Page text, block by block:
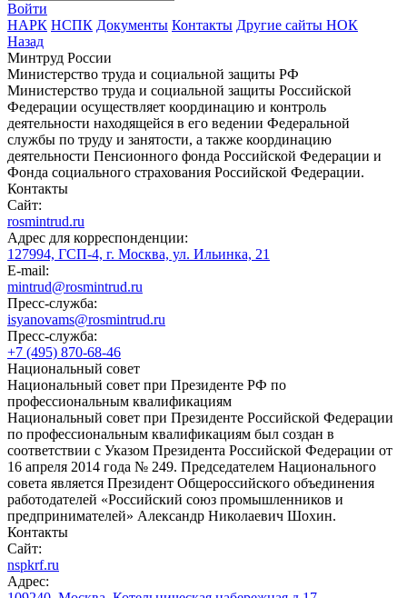
Войти
НАРК НСПК Документы Контакты Другие сайты НОК
Назад
Минтруд России
Министерство труда и социальной защиты РФ
Министерство труда и социальной защиты Российской
Федерации осуществляет координацию и контроль
деятельности находящейся в его ведении Федеральной
службы по труду и занятости, а также координацию
деятельности Пенсионного фонда Российской Федерации и
Фонда социального страхования Российской Федерации.
Контакты
Сайт:
rosmintrud.ru
Адрес для корреспонденции:
127994, ГСП-4, г. Москва, ул. Ильинка, 21
E-mail:
mintrud@rosmintrud.ru
Пресс-служба:
isyanovams@rosmintrud.ru
Пресс-служба:
+7 (495) 870-68-46
Национальный совет
Национальный совет при Президенте РФ по
профессиональным квалификациям
Национальный совет при Президенте Российской Федерации
по профессиональным квалификациям был создан в
соответствии с Указом Президента Российской Федерации от
16 апреля 2014 года № 249. Председателем Национального
совета является Президент Общероссийского объединения
работодателей «Российский союз промышленников и
предпринимателей» Александр Николаевич Шохин.
Контакты
Сайт:
nspkrf.ru
Адрес: